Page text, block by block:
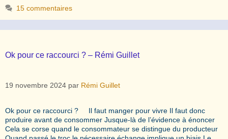
15 commentaires
Ok pour ce raccourci ? – Rémi Guillet
19 novembre 2024 par Rémi Guillet
Ok pour ce raccourci ? Il faut manger pour vivre Il faut donc
produire avant de consommer Jusque-là de l’évidence à énoncer
Cela se corse quand le consommateur se distingue du producteur